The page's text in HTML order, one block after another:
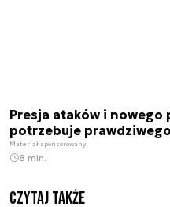
Presja ataków i nowego
potrzebuje
Materiał sponsorowany
8 min.
Czytaj także